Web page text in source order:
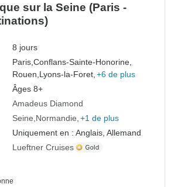
sur la Seine (Paris -
8 jours
Paris,Conflans-Sainte-Honorine,
Rouen, Lyons-la-Foret, +6 de plus
Âges 8+
Amadeus Diamond
Seine Normandie +1 de plus
Uniquement en : Anglais, Allemand
Lueftner Cruises